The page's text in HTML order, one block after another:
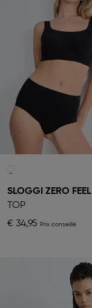
SLOGGI ZERO FEEL
TOP
€ 34,95